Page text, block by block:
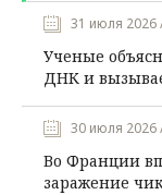
31 июля 2026
Ученые
ДНК и
30 июля 2026
Во Франции
заражение